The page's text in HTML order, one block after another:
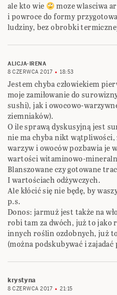
ale kto wie
moze wlasciwa
i powroce do formy
ludziny, bez obrobki
ALICJA-IRENA
8 CZERWCA 2017
18:53
Jestem chyba człowiekiem
moje zamiłowanie do
sushi), jak i owocowo-
ziemniaków).
O ile sprawą dyskusyjną jest
nie ma chyba nikt
warzyw i owoców pozbawia je
wartości witaminowo-
Blanszowane czy gotowane
I wartościach odżywczych.
Ale kłócić się nie będę, by
p.s.
Donos: jarmuż jest także na
robi tam za dwóch, już to jako
innych roślin ozdobnych, już
(można podskubywać i zajadać
krystyna
8 CZERWCA 2017 21:15